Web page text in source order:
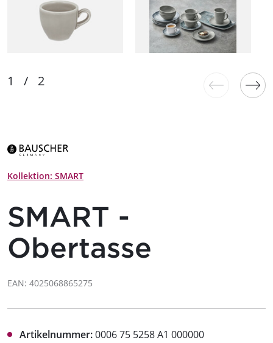
Kollektion: SMART
SMART -
Obertasse
EAN: 4025068865275
Artikelnummer:0006 75 5258 A1 000000